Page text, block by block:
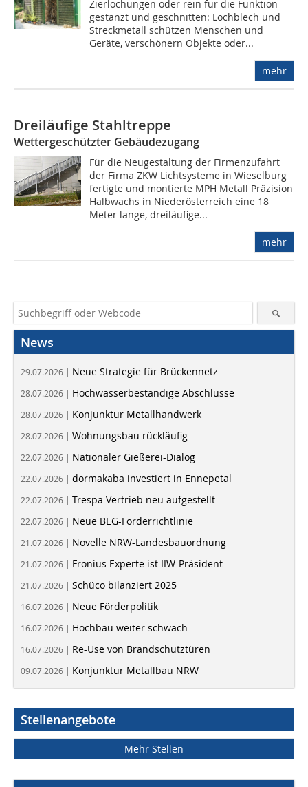
Zierlochungen oder rein für die Funktion
gestanzt und geschnitten: Lochblech und
Streckmetall schützen Menschen und
Geräte, verschönern Objekte oder...
mehr
Dreiläufige Stahltreppe
Wettergeschützter Gebäudezugang
Für die Neugestaltung der Firmenzufahrt
der Firma ZKW Lichtsysteme in Wieselburg
fertigte und montierte MPH Metall Präzision
Halbwachs in Niederösterreich eine 18
Meter lange, dreiläufige...
mehr
News
29.07.2026 | Neue Strategie für Brückennetz
28.07.2026 | Hochwasserbeständige Abschlüsse
28.07.2026 | Konjunktur Metallhandwerk
28.07.2026 | Wohnungsbau rückläufig
22.07.2026 | Nationaler Gießerei-Dialog
22.07.2026 | dormakaba investiert in Ennepetal
22.07.2026 | Trespa Vertrieb neu aufgestellt
22.07.2026 | Neue BEG-Förderrichtlinie
21.07.2026 | Novelle NRW-Landesbauordnung
21.07.2026 | Fronius Experte ist IIW-Präsident
21.07.2026 | Schüco bilanziert 2025
16.07.2026 | Neue Förderpolitik
16.07.2026 | Hochbau weiter schwach
16.07.2026 | Re-Use von Brandschutztüren
09.07.2026 | Konjunktur Metallbau NRW
Stellenangebote
Mehr Stellen